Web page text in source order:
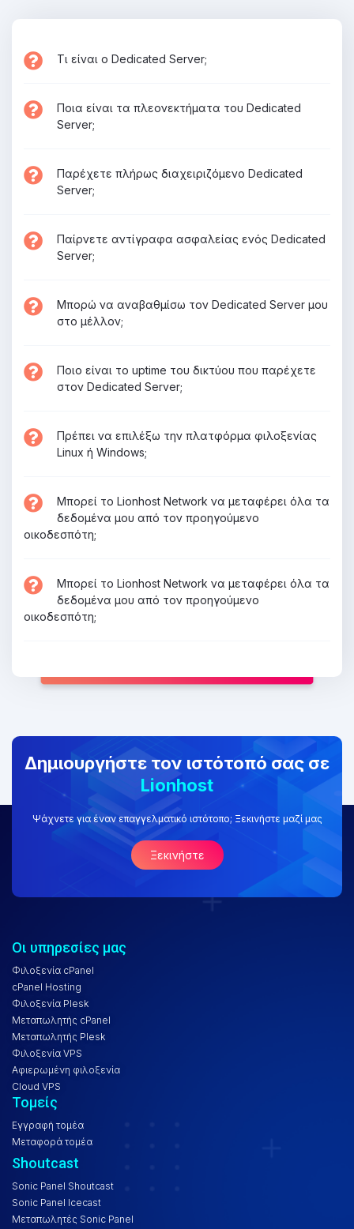
Τι είναι ο Dedicated Server;
Ποια είναι τα πλεονεκτήματα του Dedicated
Server;
Παρέχετε πλήρως διαχειριζόμενο Dedicated
Server;
Παίρνετε αντίγραφα ασφαλείας ενός Dedicated
Server;
Μπορώ να αναβαθμίσω τον Dedicated Server μου
στο μέλλον;
Ποιο είναι το uptime του δικτύου που παρέχετε
στον Dedicated Server;
Πρέπει να επιλέξω την πλατφόρμα φιλοξενίας
Linux ή Windows;
Μπορεί το Lionhost Network να μεταφέρει όλα τα
δεδομένα μου από τον προηγούμενο
οικοδεσπότη;
Μπορεί το Lionhost Network να μεταφέρει όλα τα
δεδομένα μου από τον προηγούμενο
οικοδεσπότη;
Δημιουργήστε τον ιστότοπό σας σε
Lionhost
Ψάχνετε για έναν επαγγελματικό ιστότοπο; Ξεκινήστε μαζί μας
Ξεκινήστε
Οι υπηρεσίες μας
Φιλοξενία cPanel
cPanel Hosting
Φιλοξενία Plesk
Μεταπωλητής cPanel
Μεταπωλητής Plesk
Φιλοξενία VPS
Αφιερωμένη φιλοξενία
Cloud VPS
Τομείς
Εγγραφή τομέα
Μεταφορά τομέα
Shoutcast
Sonic Panel Shoutcast
Sonic Panel Icecast
Μεταπωλητές Sonic Panel